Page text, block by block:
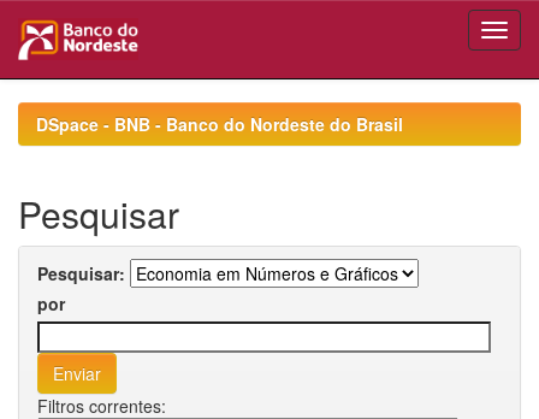
navigationDSpace - BNB - Banco do Nordeste do Brasil
Pesquisar
Pesquisar:
por
Filtros correntes: